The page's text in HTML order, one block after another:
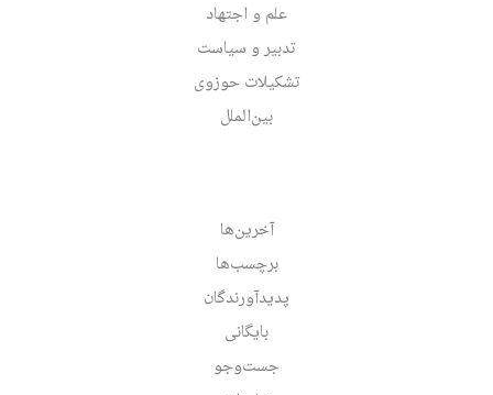
علم و اجتهاد
تدبیر و سیاست
تشکیلات حوزوی
بین‌الملل
آخرین‌ها
برچسب‌ها
پدیدآورندگان
بایگانی
جست‌وجو